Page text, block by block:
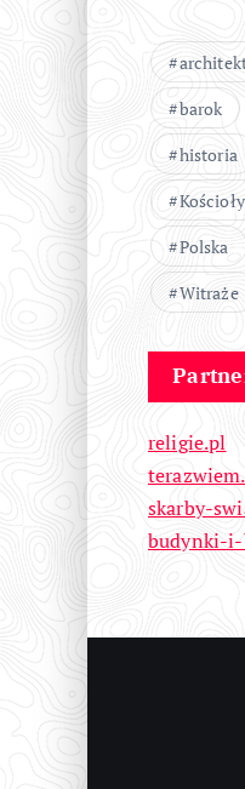
barok
historia
Kościoły
Polska
Witraże
religie.pl
skarby-
budynki-